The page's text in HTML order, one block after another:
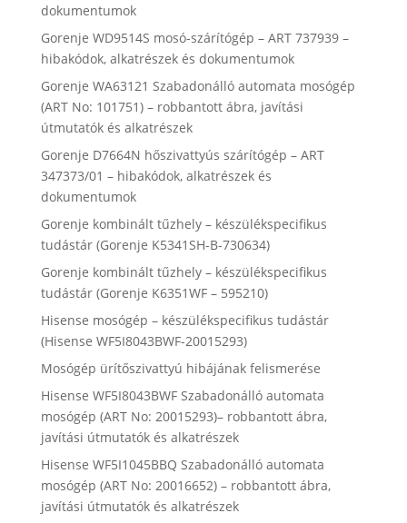
dokumentumok
Gorenje WD9514S mosó-szárítógép – ART 737939 –
hibakódok, alkatrészek és dokumentumok
Gorenje WA63121 Szabadonálló automata mosógép
(ART No: 101751) – robbantott ábra, javítási
útmutatók és alkatrészek
Gorenje D7664N hőszivattyús szárítógép – ART
347373/01 – hibakódok, alkatrészek és
dokumentumok
Gorenje kombinált tűzhely – készülékspecifikus
tudástár (Gorenje K5341SH-B-730634)
Gorenje kombinált tűzhely – készülékspecifikus
tudástár (Gorenje K6351WF – 595210)
Hisense mosógép – készülékspecifikus tudástár
(Hisense WF5I8043BWF-20015293)
Mosógép ürítőszivattyú hibájának felismerése
Hisense WF5I8043BWF Szabadonálló automata
mosógép (ART No: 20015293)– robbantott ábra,
javítási útmutatók és alkatrészek
Hisense WF5I1045BBQ Szabadonálló automata
mosógép (ART No: 20016652) – robbantott ábra,
javítási útmutatók és alkatrészek